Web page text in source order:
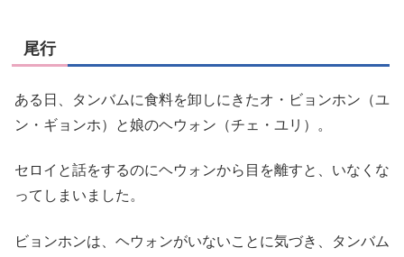
尾行
ある日、タンバムに食料を卸しにきたオ・ビョンホン（ユ
ン・ギョンホ）と娘のヘウォン（チェ・ユリ）。
セロイと話をするのにヘウォンから目を離すと、いなくな
ってしまいました。
ビョンホンは、ヘウォンがいないことに気づき、タンバム